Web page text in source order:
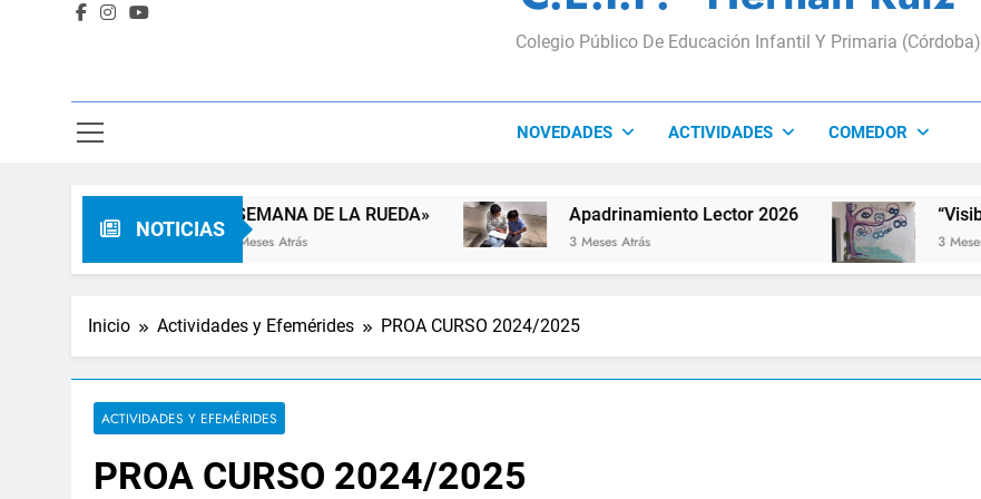
Colegio Público De Educación Infantil Y Primaria (Córdoba)
NOVEDADES ACTIVIDADES COMEDOR
NOTICIAS
«SEMANA DE LA RUEDA»
3 Meses Atrás
Apadrinamiento Lector 2026
3 Meses Atrás
“Visibles Sí”
3 Meses Atrás
Inicio Actividades y Efemérides PROA CURSO 2024/2025
ACTIVIDADES Y EFEMÉRIDES
PROA CURSO 2024/2025